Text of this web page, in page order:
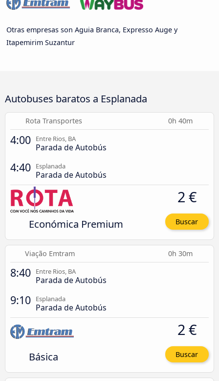
Otras empresas son Aguia Branca, Expresso Auge y
Itapemirim Suzantur
Autobuses baratos a Esplanada
Rota Transportes 0h 40m
4:00 Entre Rios, BA
Parada de Autobús
4:40 Esplanada
Parada de Autobús
Económica Premium
2 €
Buscar
Viação Emtram 0h 30m
8:40 Entre Rios, BA
Parada de Autobús
9:10 Esplanada
Parada de Autobús
Básica
2 €
Buscar